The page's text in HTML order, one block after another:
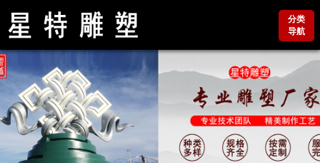
分类
导航